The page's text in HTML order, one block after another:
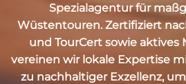
Spezialagentur für
Wüstentouren. Zertifiziert
und TourCert sowie aktives
vereinen wir lokale Expertise
zu nachhaltiger Exzellenz,